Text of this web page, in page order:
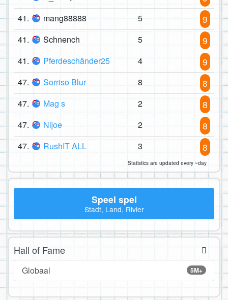
41. mang88888 5 9
41. Schnench 5 9
41. Pferdeschänder25 4 9
47. Sorriso Blur 8 8
47. Mag s 2 8
47. Nijoe 2 8
47. RushIT ALL 3 8
Statistics are updated every ~day
Speel spel
Stadt, Land, Rivier
Hall of Fame
5M+
Globaal